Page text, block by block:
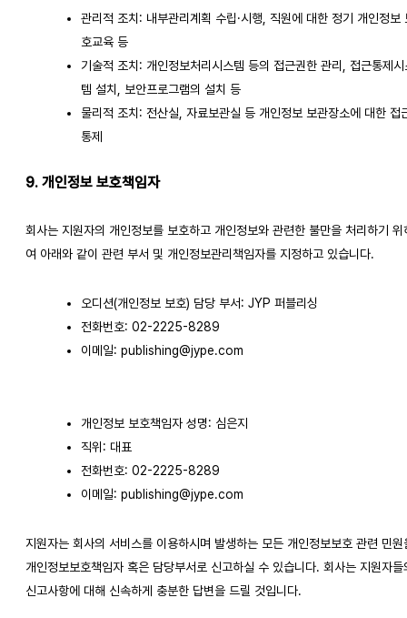
관리적 조치: 내부관리계획 수립·시행, 직원에 대한 정기 개인정보
호교육 등
기술적 조치: 개인정보처리시스템 등의 접근권한 관리, 접근통제시
템 설치, 보안프로그램의 설치 등
물리적 조치: 전산실, 자료보관실 등 개인정보 보관장소에 대한 접
통제
9. 개인정보 보호책임자
회사는 지원자의 개인정보를 보호하고 개인정보와 관련한 불만을 처리하기 위
여 아래와 같이 관련 부서 및 개인정보관리책임자를 지정하고 있습니다.
오디션(개인정보 보호) 담당 부서: JYP 퍼블리싱
전화번호: 02-2225-8289
이메일: publishing@jype.com
개인정보 보호책임자 성명: 심은지
직위: 대표
전화번호: 02-2225-8289
이메일: publishing@jype.com
지원자는 회사의 서비스를 이용하시며 발생하는 모든 개인정보보호 관련 민원
개인정보보호책임자 혹은 담당부서로 신고하실 수 있습니다. 회사는 지원자들
신고사항에 대해 신속하게 충분한 답변을 드릴 것입니다.